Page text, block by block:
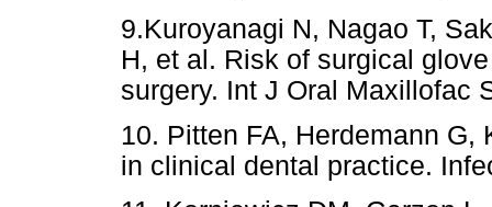
9.Kuroyanagi N, Nagao T,
H, et al. Risk of surgical
surgery. Int J Oral Maxillofac
10. Pitten FA, Herdemann
in clinical dental practice.